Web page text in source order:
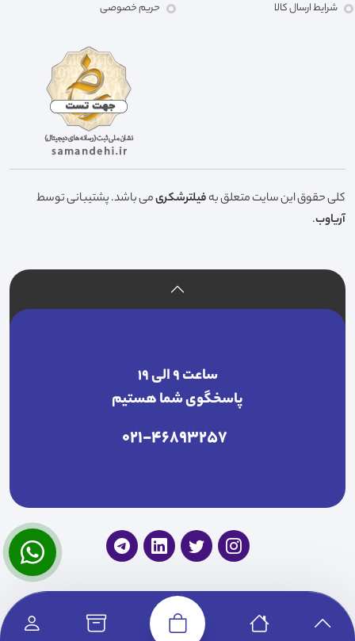
شرایط ارسال کالا
حریم خصوصی
کلی حقوق این سایت متعلق بهفیلترشکریمی باشد. پشتیبانی توسط
آریاوب.
ساعت ۹ الی ۱۹
پاسخگوی شما هستیم
021-46893257